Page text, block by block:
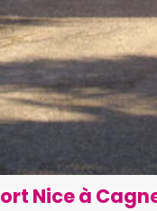
Nice à